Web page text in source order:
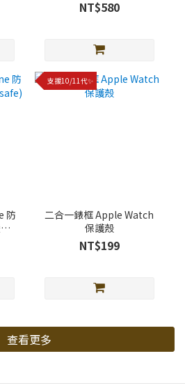
NT$580
防
支援10/11代✨
二合一錶框 Apple Watch
保護殼
NT$199
查看更多